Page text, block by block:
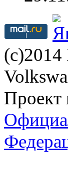
(с)2014
Проект